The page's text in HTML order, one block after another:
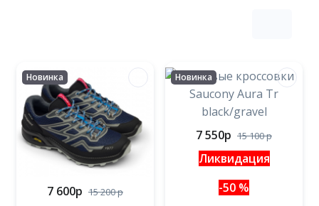
Новинка
7 600p 15 200p
Новинка
7 550p 15 100p
Ликвидация
-50 %